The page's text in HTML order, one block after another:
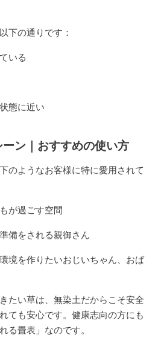
下の通りです：
いる
態に近い
ン｜おすすめの使い方
のようなお客様に特に愛用されて
が過ごす空間
備をされる親御さん
境を作りたいおじいちゃん、おば
たい草は、 無染土だからこそ安全
ても安心です。健康志向の方にも
る畳表」なのです。